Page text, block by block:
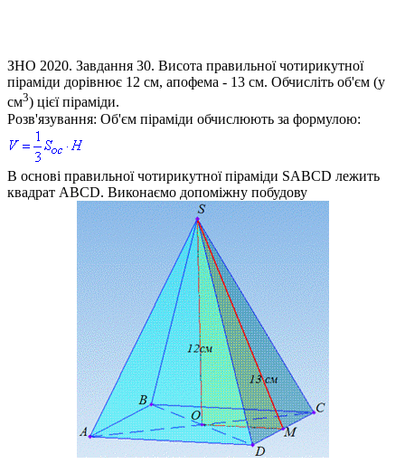
ЗНО 2020. Завдання 30. Висота правильної чотирикутної
піраміди дорівнює 12 см, апофема - 13 см. Обчисліть об'єм (у
см3) цієї піраміди.
Розв'язування: Об'єм піраміди обчислюють за формулою:
В основі правильної чотирикутної піраміди SABCD лежить
квадрат ABCD. Виконаємо допоміжну побудову